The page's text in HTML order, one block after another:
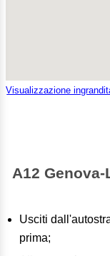
Visualizzazione
A12
Usciti
prima;